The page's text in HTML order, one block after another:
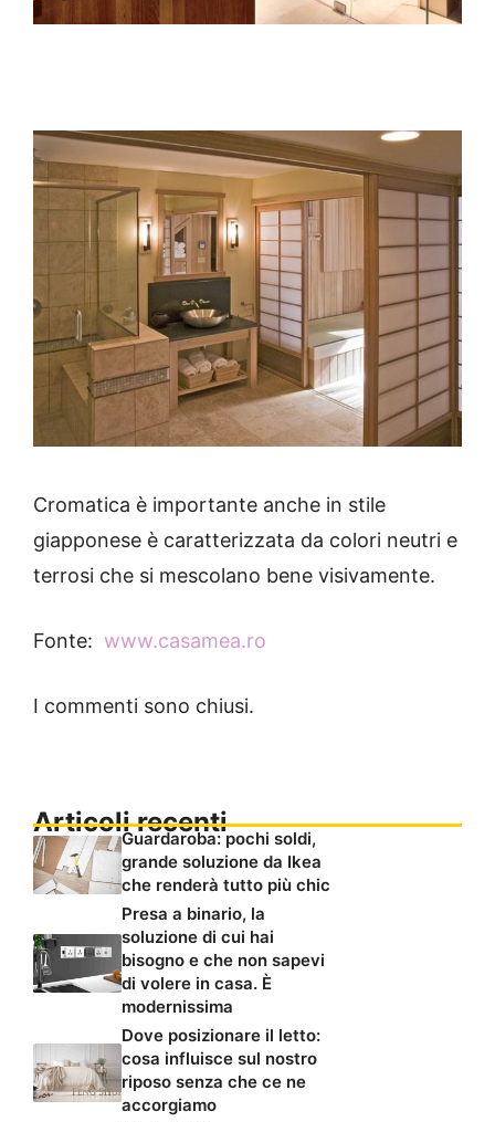
Cromatica è importante anche in stile
giapponese è caratterizzata da colori neutri e
terrosi che si mescolano bene visivamente.
Fonte: www.casamea.ro
I commenti sono chiusi.
Articoli recenti
Guardaroba: pochi soldi,
grande soluzione da Ikea
che renderà tutto più chic
Presa a binario, la
soluzione di cui hai
bisogno e che non sapevi
di volere in casa. È
modernissima
Dove posizionare il letto:
cosa influisce sul nostro
riposo senza che ce ne
accorgiamo